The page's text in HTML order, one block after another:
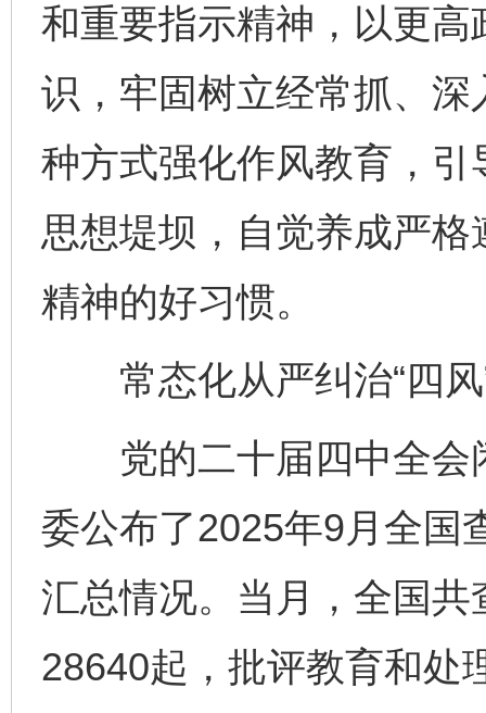
和重要指示精神，以更
识，牢固树立经常抓、
种方式强化作风教育，
思想堤坝，自觉养成严
精神的好习惯。
常态化从严纠治“四
党的二十届四中全会
委公布了2025年9月全国
汇总情况。当月，全国
28640起，批评教育和处